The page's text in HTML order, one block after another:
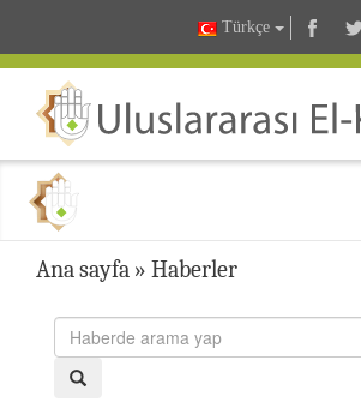
Türkçe
Ana sayfa » Haberler